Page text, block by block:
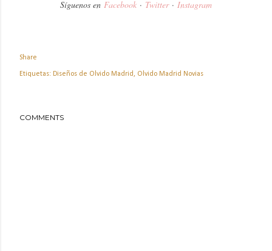
Síguenos en Facebook · Twitter · Instagram
Share
Etiquetas: Diseños de Olvido Madrid Olvido Madrid Novias
COMMENTS